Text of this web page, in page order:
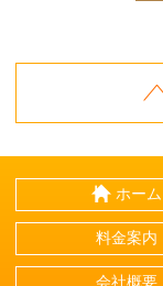
ホーム
料金案内
会社概要